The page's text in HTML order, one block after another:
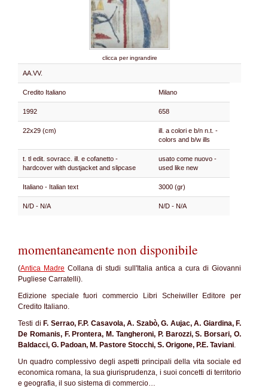
clicca per ingrandire
AA.VV.
Credito Italiano Milano
1992 658
22x29 (cm)
ill. a colori e b/n n.t. -
colors and b/w ills
t. tl edit. sovracc. ill. e cofanetto -
hardcover with dustjacket and slipcase
usato come nuovo -
used like new
Italiano - Italian text 3000 (gr)
N/D - N/A N/D - N/A
momentaneamente non disponibile
(Antica Madre Collana di studi sull'Italia antica a cura di Giovanni
Pugliese Carratelli).
Edizione speciale fuori commercio Libri Scheiwiller Editore per
Credito Italiano.
Testi di F. Serrao, F.P. Casavola, A. Szabò, G. Aujac, A. Giardina, F.
De Romanis, F. Prontera, M. Tangheroni, P. Barozzi, S. Borsari, O.
Baldacci, G. Padoan, M. Pastore Stocchi, S. Origone, P.E. Taviani.
Un quadro complessivo degli aspetti principali della vita sociale ed
economica romana, la sua giurisprudenza, i suoi concetti di territorio
e geografia, il suo sistema di commercio…